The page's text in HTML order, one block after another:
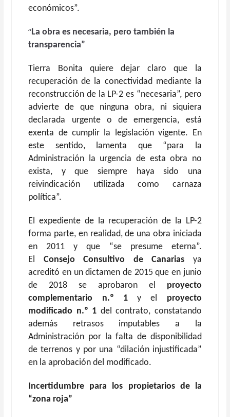
económicos”.
“La obra es necesaria, pero también la
transparencia”
Tierra Bonita quiere dejar claro que la
recuperación de la conectividad mediante la
reconstrucción de la LP-2 es “necesaria”, pero
advierte de que ninguna obra, ni siquiera
declarada urgente o de emergencia, está
exenta de cumplir la legislación vigente. En
este sentido, lamenta que “para la
Administración la urgencia de esta obra no
exista, y que siempre haya sido una
reivindicación utilizada como carnaza
política”.
El expediente de la recuperación de la LP-2
forma parte, en realidad, de una obra iniciada
en 2011 y que “se presume eterna”.
El Consejo Consultivo de Canarias ya
acreditó en un dictamen de 2015 que en junio
de 2018 se aprobaron el proyecto
complementario n.º 1y el proyecto
modificado n.º 1 del contrato, constatando
además retrasos imputables a la
Administración por la falta de disponibilidad
de terrenos y por una “dilación injustificada”
en la aprobación del modificado.
ncertidumbre para los propietarios de la
“zona roja”